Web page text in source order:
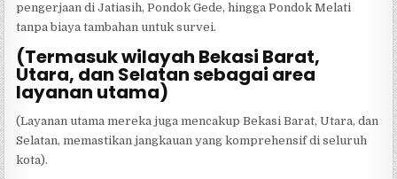
pengerjaan di Jatiasih, Pondok Gede, hingga Pondok Melati
tanpa biaya tambahan untuk survei.
(Termasuk wilayah Bekasi Barat,
Utara, dan Selatan sebagai area
layanan utama)
(Layanan utama mereka juga mencakup Bekasi Barat, Utara, dan
Selatan, memastikan jangkauan yang komprehensif di seluruh
kota).